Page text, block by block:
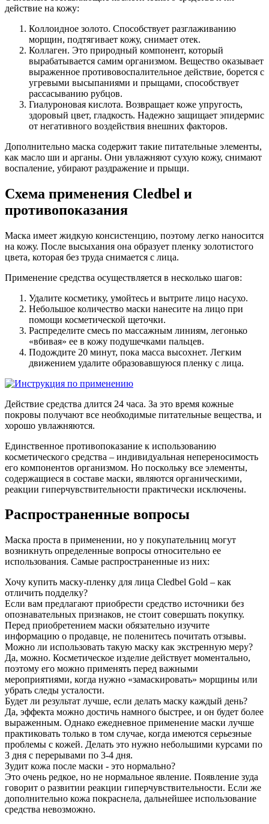
действие на кожу:
Коллоидное золото. Способствует разглаживанию
морщин, подтягивает кожу, снимает отек.
Коллаген. Это природный компонент, который
вырабатывается самим организмом. Вещество оказывает
выраженное противовоспалительное действие, борется с
угревыми высыпаниями и прыщами, способствует
рассасыванию рубцов.
Гиалуроновая кислота. Возвращает коже упругость,
здоровый цвет, гладкость. Надежно защищает эпидермис
от негативного воздействия внешних факторов.
Дополнительно маска содержит такие питательные элементы,
как масло ши и арганы. Они увлажняют сухую кожу, снимают
воспаление, убирают раздражение и прыщи.
Схема применения Cledbel и
противопоказания
Маска имеет жидкую консистенцию, поэтому легко наносится
на кожу. После высыхания она образует пленку золотистого
цвета, которая без труда снимается с лица.
Применение средства осуществляется в несколько шагов:
Удалите косметику, умойтесь и вытрите лицо насухо.
Небольшое количество маски нанесите на лицо при
помощи косметической щеточки.
Распределите смесь по массажным линиям, легонько
«вбивая» ее в кожу подушечками пальцев.
Подождите 20 минут, пока масса высохнет. Легким
движением удалите образовавшуюся пленку с лица.
Действие средства длится 24 часа. За это время кожные
покровы получают все необходимые питательные вещества, и
хорошо увлажняются.
Единственное противопоказание к использованию
косметического средства – индивидуальная непереносимость
его компонентов организмом. Но поскольку все элементы,
содержащиеся в составе маски, являются органическими,
реакции гиперчувствительности практически исключены.
Распространенные вопросы
Маска проста в применении, но у покупательниц могут
возникнуть определенные вопросы относительно ее
использования. Самые распространенные из них:
Хочу купить маску-пленку для лица Cledbel Gold – как
отличить подделку?
Если вам предлагают приобрести средство источники без
опознавательных признаков, не стоит совершать покупку.
Перед приобретением маски обязательно изучите
информацию о продавце, не поленитесь почитать отзывы.
Можно ли использовать такую маску как экстренную меру?
Да, можно. Косметическое изделие действует моментально,
поэтому его можно применять перед важными
мероприятиями, когда нужно «замаскировать» морщины или
убрать следы усталости.
Будет ли результат лучше, если делать маску каждый день?
Да, эффекта можно достичь намного быстрее, и он будет более
выраженным. Однако ежедневное применение маски лучше
практиковать только в том случае, когда имеются серьезные
проблемы с кожей. Делать это нужно небольшими курсами по
3 дня с перерывами по 3-4 дня.
Зудит кожа после маски - это нормально?
Это очень редкое, но не нормальное явление. Появление зуда
говорит о развитии реакции гиперчувствительности. Если же
дополнительно кожа покраснела, дальнейшее использование
средства невозможно.